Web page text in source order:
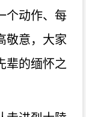
个动作、每
敬意，大家
辈的缅怀之